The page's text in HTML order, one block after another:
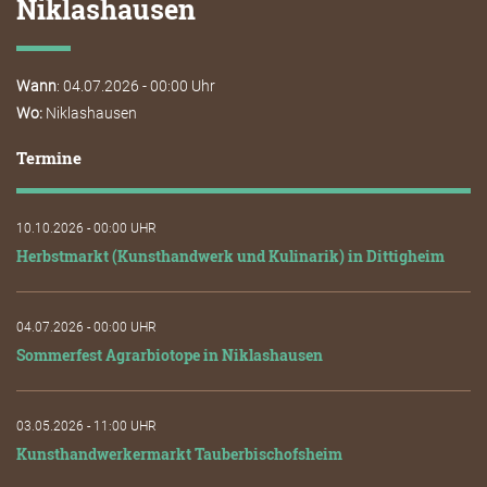
Niklashausen
Wann: 04.07.2026 - 00:00 Uhr
Wo: Niklashausen
Termine
10.10.2026 - 00:00 UHR
Herbstmarkt (Kunsthandwerk und Kulinarik) in Dittigheim
04.07.2026 - 00:00 UHR
Sommerfest Agrarbiotope in Niklashausen
03.05.2026 - 11:00 UHR
Kunsthandwerkermarkt Tauberbischofsheim